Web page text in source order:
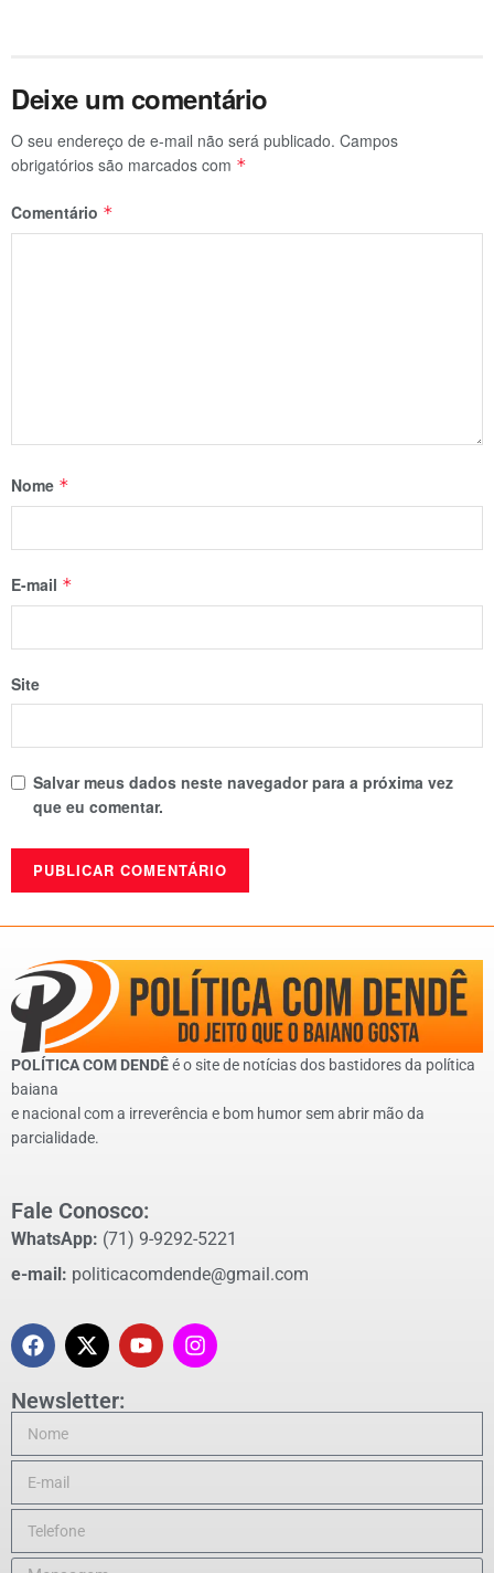
Deixe um comentário
O seu endereço de e-mail não será publicado. Campos
obrigatórios são marcados com *
Comentário *
Nome *
E-mail *
Site
Salvar meus dados neste navegador para a próxima vez
que eu comentar.
POLÍTICA COM DENDÊé o site de notícias dos bastidores da política
baiana
e nacional com a irreverência e bom humor sem abrir mão da
parcialidade.
Fale Conosco:
WhatsApp: (71) 9-9292-5221
e-mail: politicacomdende@gmail.com
Newsletter: